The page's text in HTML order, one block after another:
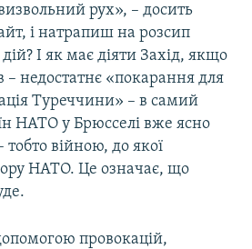
рух», – досить
і натрапиш на розсип
І як має діяти Захід, якщо
– недостатнє «покарання для
Туреччини» – в самий
НАТО у Брюсселі вже ясно
війною, до якої
НАТО. Це означає, що
провокацій,